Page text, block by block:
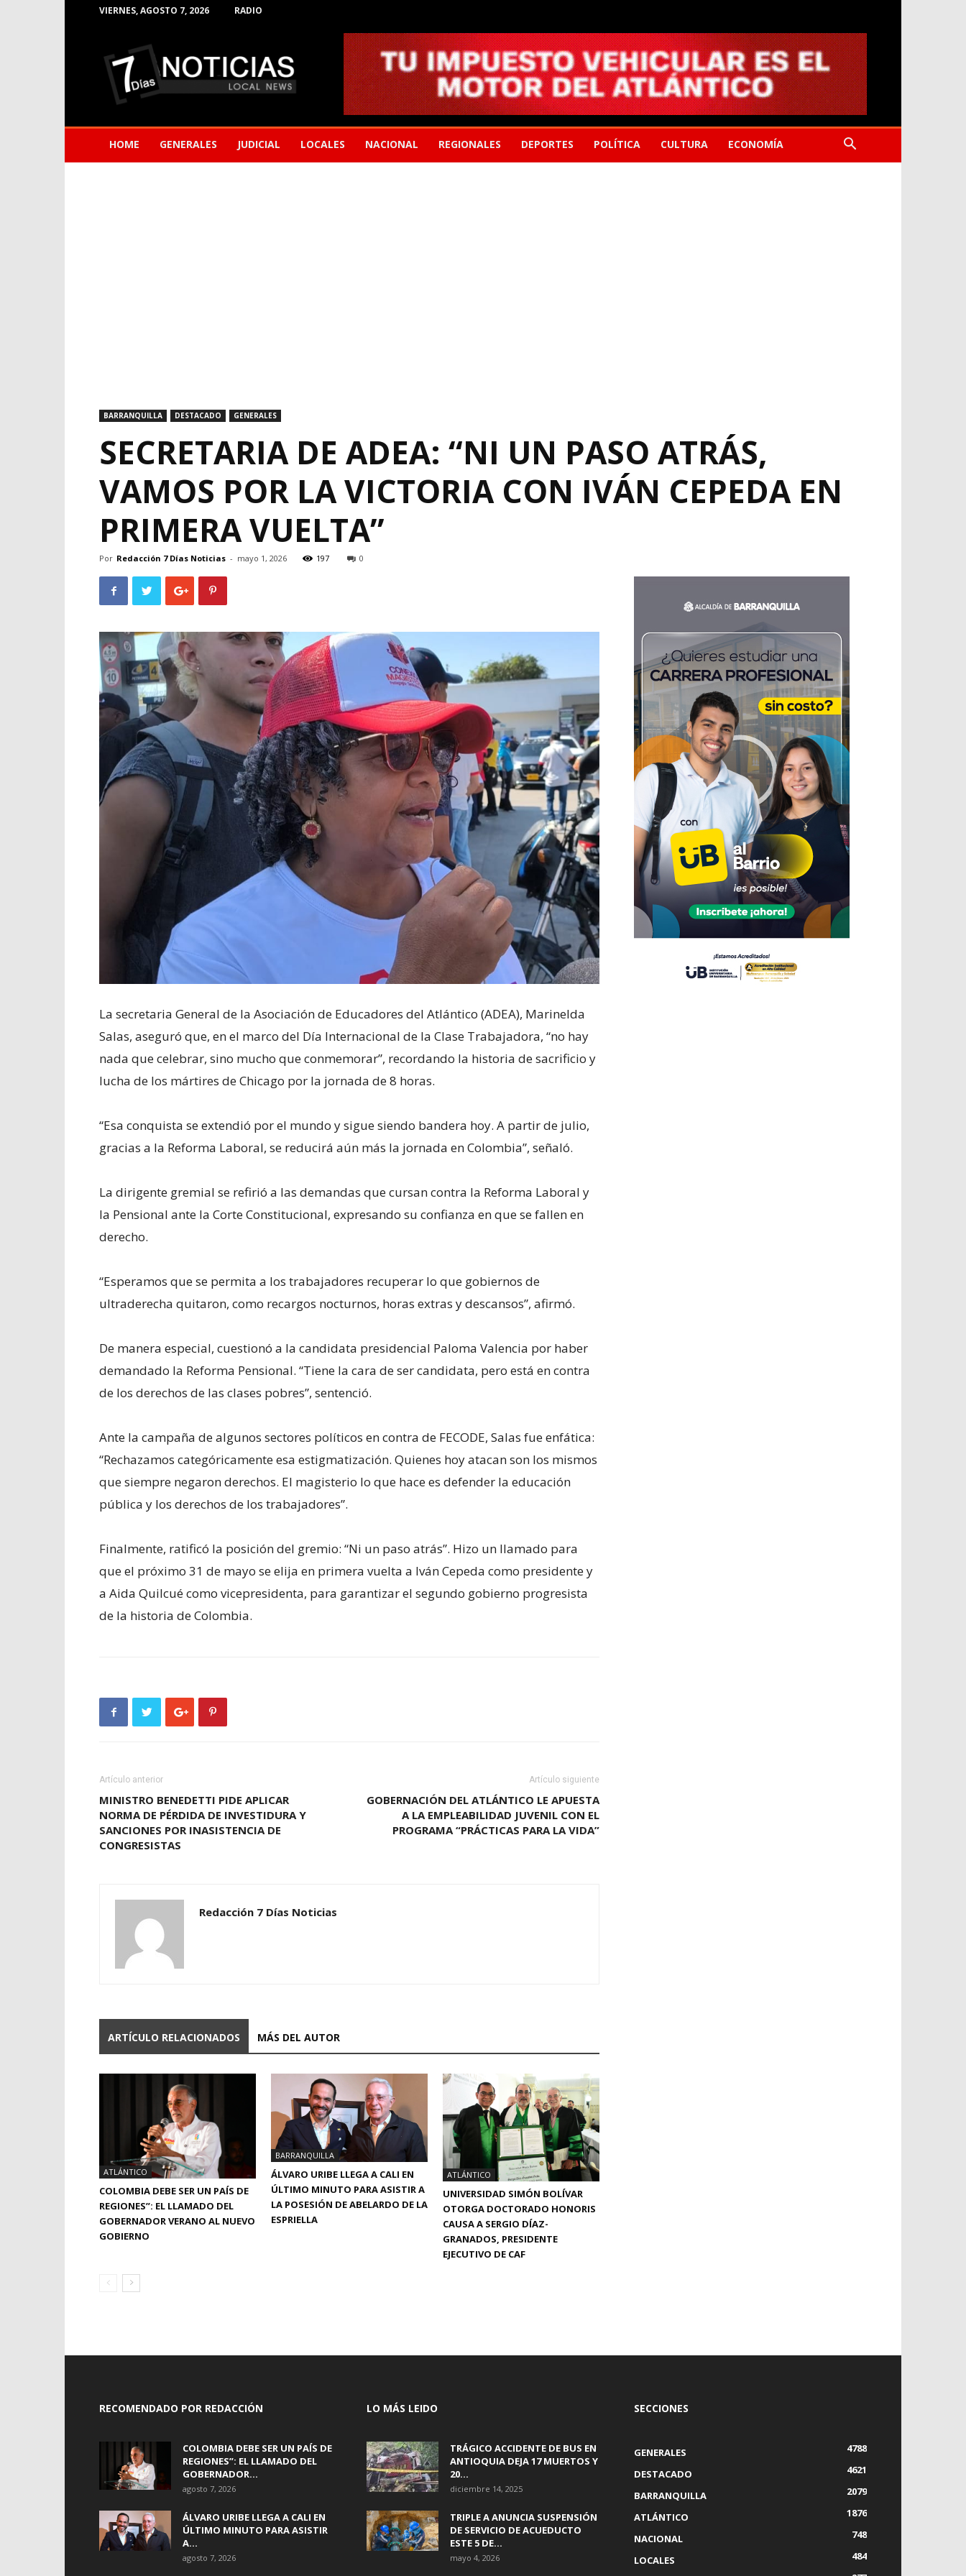
VIERNES, AGOSTO 7, 2026 RADIO
Noticias
de
Barranquilla
HOME GENERALES JUDICIAL LOCALES NACIONAL REGIONALES DEPORTES POLÍTICA CULTURA ECONOMÍA
BARRANQUILLA DESTACADO GENERALES
SECRETARIA DE ADEA: “NI UN PASO ATRÁS,
VAMOS POR LA VICTORIA CON IVÁN CEPEDA EN
PRIMERA VUELTA”
Por Redacción 7 Días Noticias - mayo 1, 2026 197 0
La secretaria General de la Asociación de Educadores del Atlántico (ADEA), Marinelda
Salas, aseguró que, en el marco del Día Internacional de la Clase Trabajadora, “no hay
nada que celebrar, sino mucho que conmemorar”, recordando la historia de sacrificio y
lucha de los mártires de Chicago por la jornada de 8 horas.
“Esa conquista se extendió por el mundo y sigue siendo bandera hoy. A partir de julio,
gracias a la Reforma Laboral, se reducirá aún más la jornada en Colombia”, señaló.
La dirigente gremial se refirió a las demandas que cursan contra la Reforma Laboral y
la Pensional ante la Corte Constitucional, expresando su confianza en que se fallen en
derecho.
“Esperamos que se permita a los trabajadores recuperar lo que gobiernos de
ultraderecha quitaron, como recargos nocturnos, horas extras y descansos”, afirmó.
De manera especial, cuestionó a la candidata presidencial Paloma Valencia por haber
demandado la Reforma Pensional. “Tiene la cara de ser candidata, pero está en contra
de los derechos de las clases pobres”, sentenció.
Ante la campaña de algunos sectores políticos en contra de FECODE, Salas fue enfática:
“Rechazamos categóricamente esa estigmatización. Quienes hoy atacan son los mismos
que siempre negaron derechos. El magisterio lo que hace es defender la educación
pública y los derechos de los trabajadores”.
Finalmente, ratificó la posición del gremio: “Ni un paso atrás”. Hizo un llamado para
que el próximo 31 de mayo se elija en primera vuelta a Iván Cepeda como presidente y
a Aida Quilcué como vicepresidenta, para garantizar el segundo gobierno progresista
de la historia de Colombia.
Artículo anterior
MINISTRO BENEDETTI PIDE APLICAR
NORMA DE PÉRDIDA DE INVESTIDURA Y
SANCIONES POR INASISTENCIA DE
CONGRESISTAS
Artículo siguiente
GOBERNACIÓN DEL ATLÁNTICO LE APUESTA
A LA EMPLEABILIDAD JUVENIL CON EL
PROGRAMA “PRÁCTICAS PARA LA VIDA”
Redacción 7 Días Noticias
ARTÍCULO RELACIONADOS MÁS DEL AUTOR
ATLÁNTICO
COLOMBIA DEBE SER UN PAÍS DE
REGIONES”: EL LLAMADO DEL
GOBERNADOR VERANO AL NUEVO
GOBIERNO
BARRANQUILLA
ÁLVARO URIBE LLEGA A CALI EN
ÚLTIMO MINUTO PARA ASISTIR A
LA POSESIÓN DE ABELARDO DE LA
ESPRIELLA
ATLÁNTICO
UNIVERSIDAD SIMÓN BOLÍVAR
OTORGA DOCTORADO HONORIS
CAUSA A SERGIO DÍAZ-
GRANADOS, PRESIDENTE
EJECUTIVO DE CAF
RECOMENDADO POR REDACCIÓN
COLOMBIA DEBE SER UN PAÍS DE
REGIONES”: EL LLAMADO DEL
GOBERNADOR...
agosto 7, 2026
ÁLVARO URIBE LLEGA A CALI EN
ÚLTIMO MINUTO PARA ASISTIR
A...
agosto 7, 2026
LO MÁS LEIDO
TRÁGICO ACCIDENTE DE BUS EN
ANTIOQUIA DEJA 17 MUERTOS Y
20...
diciembre 14, 2025
TRIPLE A ANUNCIA SUSPENSIÓN
DE SERVICIO DE ACUEDUCTO
ESTE 5 DE...
mayo 4, 2026
SECCIONES
GENERALES
4788
DESTACADO
4621
BARRANQUILLA
2079
ATLÁNTICO
1876
NACIONAL
748
LOCALES
484